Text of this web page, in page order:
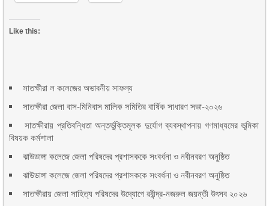
Like this:
সাতক্ষীরা ল কলেজের অভাবনীয় সাফল্য
সাতক্ষীরা জেলা বাস-মিনিবাস মালিক সমিতির বার্ষিক সাধারণ সভা-২০২৬
সাতক্ষীরায় প্রতিবন্ধিতা অন্তর্ভুক্তিমূলক দুর্যোগ ব্যবস্থাপনায় গণমাধ্যমের ভূমিকা
বিষয়ক কর্মশালা
ঝাউডাঙ্গা কলেজে জেলা পরিষদের প্রশাসককে সংবর্ধনা ও নবীনবরণ অনুষ্ঠিত
ঝাউডাঙ্গা কলেজে জেলা পরিষদের প্রশাসককে সংবর্ধনা ও নবীনবরণ অনুষ্ঠিত
সাতক্ষীরায় জেলা সাহিত্য পরিষদের উদ্যোগে রবীন্দ্র-নজরুল জয়ন্তী উৎসব ২০২৬